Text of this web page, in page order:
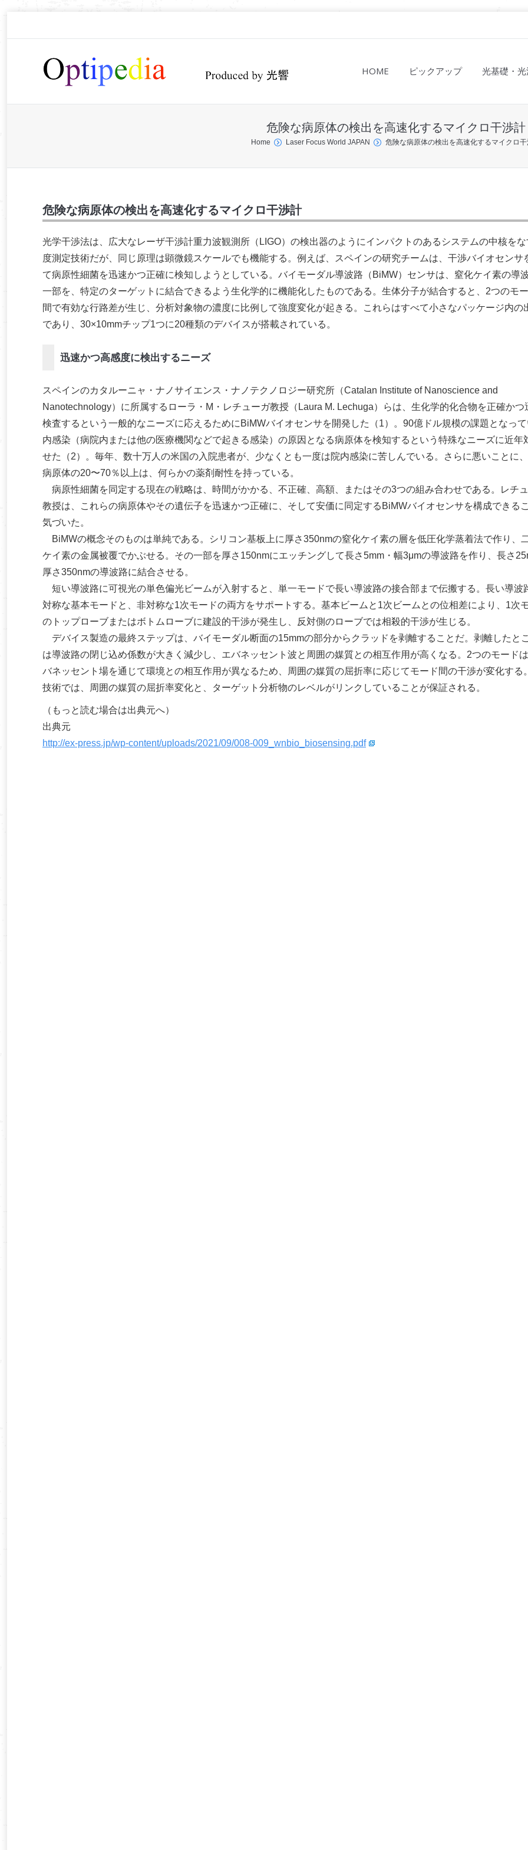
HOME ピックアップ 光基礎・
危険な病原体の検出を高速化するマイクロ干渉計
Home Laser Focus World JAPAN 危険な病原体の検出を高速化するマイクロ
危険な病原体の検出を高速化するマイクロ干渉計
光学干渉法は、広大なレーザ干渉計重力波観測所（LIGO）の検出器のようにインパクトのあるシステムの中核を
度測定技術だが、同じ原理は顕微鏡スケールでも機能する。例えば、スペインの研究チームは、干渉バイオセンサ
て病原性細菌を迅速かつ正確に検知しようとしている。バイモーダル導波路（BiMW）センサは、窒化ケイ素の導
一部を、特定のターゲットに結合できるよう生化学的に機能化したものである。生体分子が結合すると、2つのモ
間で有効な行路差が生じ、分析対象物の濃度に比例して強度変化が起きる。これらはすべて小さなパッケージ内の
であり、30×10mmチップ1つに20種類のデバイスが搭載されている。
迅速かつ高感度に検出するニーズ
スペインのカタルーニャ・ナノサイエンス・ナノテクノロジー研究所（Catalan Institute of Nanoscience and
Nanotechnology）に所属するローラ・M・レチューガ教授（Laura M. Lechuga）らは、生化学的化合物を正確かつ
検査するという一般的なニーズに応えるためにBiMWバイオセンサを開発した（1）。90億ドル規模の課題となっ
内感染（病院内または他の医療機関などで起きる感染）の原因となる病原体を検知するという特殊なニーズに近年
せた（2）。毎年、数十万人の米国の入院患者が、少なくとも一度は院内感染に苦しんでいる。さらに悪いことに
病原体の20〜70％以上は、何らかの薬剤耐性を持っている。
病原性細菌を同定する現在の戦略は、時間がかかる、不正確、高額、またはその3つの組み合わせである。レチ
教授は、これらの病原体やその遺伝子を迅速かつ正確に、そして安価に同定するBiMWバイオセンサを構成できる
気づいた。
BiMWの概念そのものは単純である。シリコン基板上に厚さ350nmの窒化ケイ素の層を低圧化学蒸着法で作り、
ケイ素の金属被覆でかぶせる。その一部を厚さ150nmにエッチングして長さ5mm・幅3μmの導波路を作り、長さ
厚さ350nmの導波路に結合させる。
短い導波路に可視光の単色偏光ビームが入射すると、単一モードで長い導波路の接合部まで伝搬する。長い導波
対称な基本モードと、非対称な1次モードの両方をサポートする。基本ビームと1次ビームとの位相差により、1次
のトップローブまたはボトムローブに建設的干渉が発生し、反対側のローブでは相殺的干渉が生じる。
デバイス製造の最終ステップは、バイモーダル断面の15mmの部分からクラッドを剥離することだ。剥離したと
は導波路の閉じ込め係数が大きく減少し、エバネッセント波と周囲の媒質との相互作用が高くなる。2つのモード
バネッセント場を通じて環境との相互作用が異なるため、周囲の媒質の屈折率に応じてモード間の干渉が変化する
技術では、周囲の媒質の屈折率変化と、ターゲット分析物のレベルがリンクしていることが保証される。
（もっと読む場合は出典元へ）
出典元
http://ex-press.jp/wp-content/uploads/2021/09/008-009_wnbio_biosensing.pdf